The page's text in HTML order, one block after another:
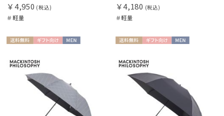
￥4,950 (税込)
＃軽量
￥4,180 (税込)
＃軽量
料
向け
料
向け